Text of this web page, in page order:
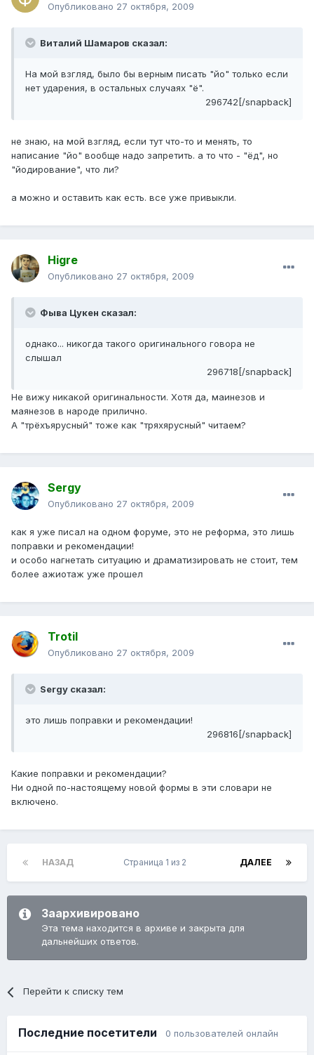
Опубликовано 27 октября, 2009
Виталий Шамаров сказал:
На мой взгляд, было бы верным писать "йо" только если
нет ударения, в остальных случаях "ё".
296742[/snapback]
не знаю, на мой взгляд, если тут что-то и менять, то
написание "йо" вообще надо запретить. а то что - "ёд", но
"йодирование", что ли?
а можно и оставить как есть. все уже привыкли.
Higre
Опубликовано 27 октября, 2009
Фыва Цукен сказал:
однако... никогда такого оригинального говора не
слышал
296718[/snapback]
Не вижу никакой оригинальности. Хотя да, маинезов и
маянезов в народе прилично.
А "трёхъярусный" тоже как "тряхярусный" читаем?
Sergy
Опубликовано 27 октября, 2009
как я уже писал на одном форуме, это не реформа, это лишь
поправки и рекомендации!
и особо нагнетать ситуацию и драматизировать не стоит, тем
более ажиотаж уже прошел
Trotil
Опубликовано 27 октября, 2009
Sergy сказал:
это лишь поправки и рекомендации!
296816[/snapback]
Какие поправки и рекомендации?
Ни одной по-настоящему новой формы в эти словари не
включено.
НАЗАД ДАЛЕЕ
Страница 1 из 2
Заархивировано
Эта тема находится в архиве и закрыта для
дальнейших ответов.
Перейти к списку тем
Последние посетители 0 пользователей онлайн